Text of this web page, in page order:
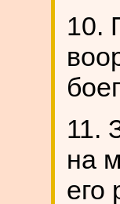
10.
11.
на
его